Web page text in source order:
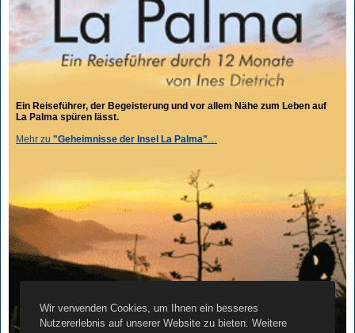
Ein Reiseführer, der Begeisterung und vor allem Nähe zum Leben auf
La Palma spüren lässt.
Mehr zu "Geheimnisse der Insel La Palma"…
Wir verwenden Cookies, um Ihnen ein besseres
Nutzererlebnis auf unserer Website zu bieten. Weitere